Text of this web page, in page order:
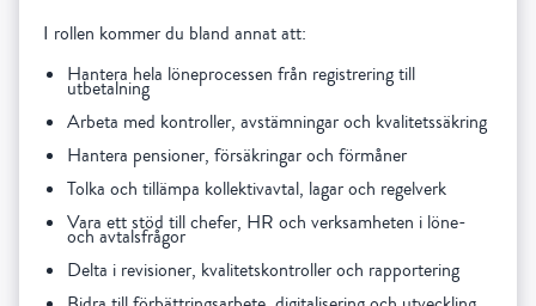
I rollen kommer du bland annat att:
Hantera hela löneprocessen från registrering till
utbetalning
Arbeta med kontroller, avstämningar och kvalitetssäkring
Hantera pensioner, försäkringar och förmåner
Tolka och tillämpa kollektivavtal, lagar och regelverk
Vara ett stöd till chefer, HR och verksamheten i löne-
och avtalsfrågor
Delta i revisioner, kvalitetskontroller och rapportering